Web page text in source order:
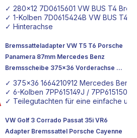
Adapter
✓ 280x12 7D0615601 VW BUS T4
✓ 1-Kolben 7D0615424B VW BUS T4
✓ Hinterachse
Bremssatteladapter VW T5 T6 Porsche
Panamera 87mm Mercedes Benz
Bremsscheibe 375x36 Vorderachse mit
TÜV Teilegutachten
✓ 375x36 1664210912 Mercedes Benz
✓ 6-Kolben 7PP615149J /
✓ Teilegutachten für eine einfache
VW Golf 3 Corrado Passat 35i VR6
Adapter Bremssattel Porsche Cayenne